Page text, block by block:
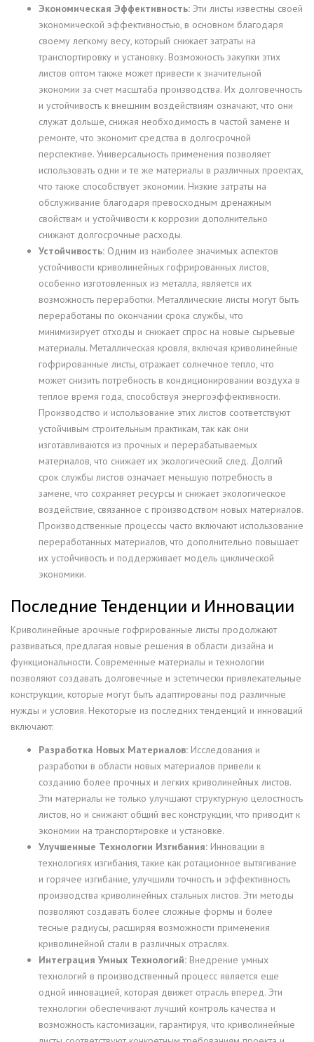
Экономическая Эффективность: Эти листы известны своей
экономической эффективностью, в основном благодаря
своему легкому весу, который снижает затраты на
транспортировку и установку. Возможность закупки этих
листов оптом также может привести к значительной
экономии за счет масштаба производства. Их долговечность
и устойчивость к внешним воздействиям означают, что они
служат дольше, снижая необходимость в частой замене и
ремонте, что экономит средства в долгосрочной
перспективе. Универсальность применения позволяет
использовать одни и те же материалы в различных проектах,
что также способствует экономии. Низкие затраты на
обслуживание благодаря превосходным дренажным
свойствам и устойчивости к коррозии дополнительно
снижают долгосрочные расходы.
Устойчивость: Одним из наиболее значимых аспектов
устойчивости криволинейных гофрированных листов,
особенно изготовленных из металла, является их
возможность переработки. Металлические листы могут быть
переработаны по окончании срока службы, что
минимизирует отходы и снижает спрос на новые сырьевые
материалы. Металлическая кровля, включая криволинейные
гофрированные листы, отражает солнечное тепло, что
может снизить потребность в кондиционировании воздуха в
теплое время года, способствуя энергоэффективности.
Производство и использование этих листов соответствуют
устойчивым строительным практикам, так как они
изготавливаются из прочных и перерабатываемых
материалов, что снижает их экологический след. Долгий
срок службы листов означает меньшую потребность в
замене, что сохраняет ресурсы и снижает экологическое
воздействие, связанное с производством новых материалов.
Производственные процессы часто включают использование
переработанных материалов, что дополнительно повышает
их устойчивость и поддерживает модель циклической
экономики.
Последние Тенденции и Инновации
Криволинейные арочные гофрированные листы продолжают
развиваться, предлагая новые решения в области дизайна и
функциональности. Современные материалы и технологии
позволяют создавать долговечные и эстетически привлекательные
конструкции, которые могут быть адаптированы под различные
нужды и условия. Некоторые из последних тенденций и инноваций
включают:
Разработка Новых Материалов: Исследования и
разработки в области новых материалов привели к
созданию более прочных и легких криволинейных листов.
Эти материалы не только улучшают структурную целостность
листов, но и снижают общий вес конструкции, что приводит к
экономии на транспортировке и установке.
Улучшенные Технологии Изгибания: Инновации в
технологиях изгибания, такие как ротационное вытягивание
и горячее изгибание, улучшили точность и эффективность
производства криволинейных стальных листов. Эти методы
позволяют создавать более сложные формы и более
тесные радиусы, расширяя возможности применения
криволинейной стали в различных отраслях.
Интеграция Умных Технологий: Внедрение умных
технологий в производственный процесс является еще
одной инновацией, которая движет отрасль вперед. Эти
технологии обеспечивают лучший контроль качества и
возможность кастомизации, гарантируя, что криволинейные